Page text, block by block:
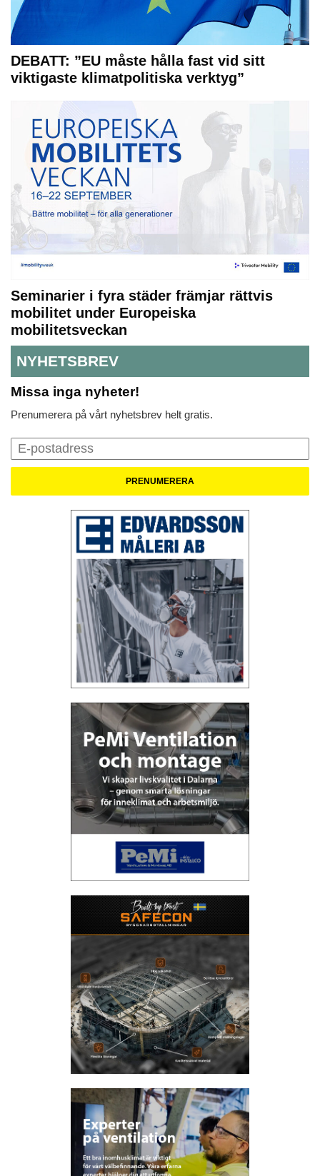
DEBATT: ”EU måste hålla fast vid sitt
viktigaste klimatpolitiska verktyg”
Seminarier i fyra städer främjar rättvis
mobilitet under Europeiska
mobilitetsveckan
NYHETSBREV
Missa inga nyheter!
Prenumerera på vårt nyhetsbrev helt gratis.